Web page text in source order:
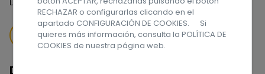
QUIERO DONAR
Datos de contacto
RECHAZAR o configurarlas clicando en el
apartado CONFIGURACIÓN DE COOKIES. Si
quieres más información, consulta laPOLÍTICA DE
COOKIES de nuestra página web.